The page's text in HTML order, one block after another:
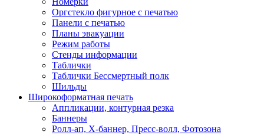
Оргстекло фигурное с печатью
Панели с печатью
Планы эвакуации
Режим работы
Стенды информации
Таблички
Таблички Бессмертный полк
Шильды
Широкоформатная печать
Аппликации, контурная резка
Баннеры
Ролл-ап, X-баннер, Пресс-волл, Фотозона